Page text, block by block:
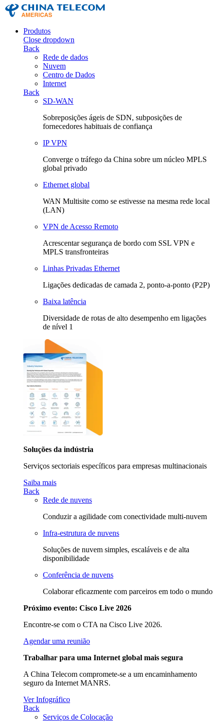
Produtos
Close dropdown
Back
Rede de dados
Nuvem
Centro de Dados
Internet
Back
SD-WAN
Sobreposições ágeis de SDN, subposições de
fornecedores habituais de confiança
IP VPN
Converge o tráfego da China sobre um núcleo MPLS
global privado
Ethernet global
WAN Multisite como se estivesse na mesma rede local
(LAN)
VPN de Acesso Remoto
Acrescentar segurança de bordo com SSL VPN e
MPLS transfronteiras
Linhas Privadas Ethernet
Ligações dedicadas de camada 2, ponto-a-ponto (P2P)
Baixa latência
Diversidade de rotas de alto desempenho em ligações
de nível 1
Soluções da indústria
Serviços sectoriais específicos para empresas multinacionais
Saiba mais
Back
Rede de nuvens
Conduzir a agilidade com conectividade multi-nuvem
Infra-estrutura de nuvens
Soluções de nuvem simples, escaláveis e de alta
disponibilidade
Conferência de nuvens
Colaborar eficazmente com parceiros em todo o mundo
Próximo evento: Cisco Live 2026
Encontre-se com o CTA na Cisco Live 2026.
Agendar uma reunião
Trabalhar para uma Internet global mais segura
A China Telecom compromete-se a um encaminhamento
seguro da Internet MANRS.
Ver Infográfico
Back
Serviços de Colocação